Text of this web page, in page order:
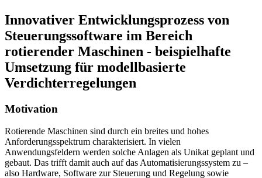
Innovativer Entwicklungsprozess von
Steuerungssoftware im Bereich
rotierender Maschinen - beispielhafte
Umsetzung für modellbasierte
Verdichterregelungen
Motivation
Rotierende Maschinen sind durch ein breites und hohes
Anforderungsspektrum charakterisiert. In vielen
Anwendungsfeldern werden solche Anlagen als Unikat geplant und
gebaut. Das trifft damit auch auf das Automatisierungssystem zu –
also Hardware, Software zur Steuerung und Regelung sowie